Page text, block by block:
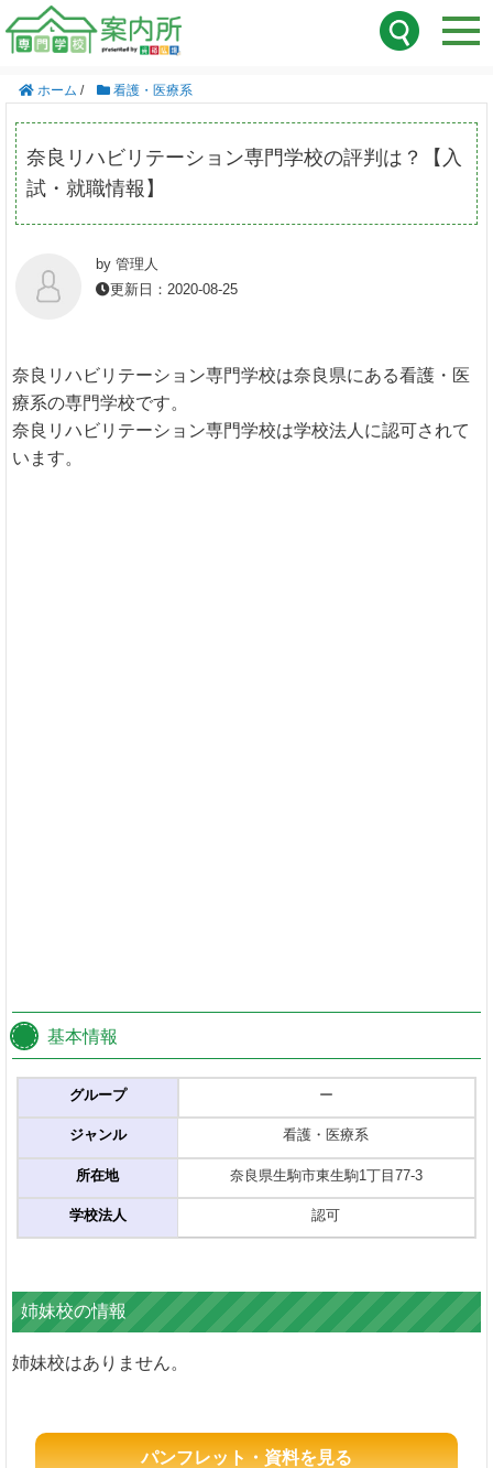
ホーム / 看護・医療系
奈良リハビリテーション専門学校の評判は？【入
試・就職情報】
by 管理人
更新日：2020-08-25
奈良リハビリテーション専門学校は奈良県にある看護・医
療系の専門学校です。
奈良リハビリテーション専門学校は学校法人に認可されて
います。
基本情報
グループ
ジャンル
所在地
学校法人
ー
看護・医療系
奈良県生駒市東生駒1丁目77-3
認可
姉妹校の情報
姉妹校はありません。
パンフレット・資料を見る